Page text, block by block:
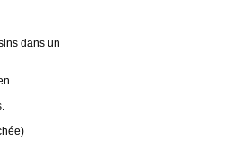
dans un